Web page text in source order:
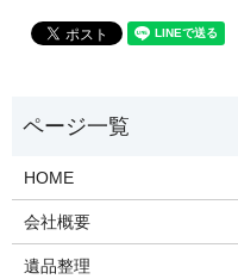
HOME
会社概要
遺品整理